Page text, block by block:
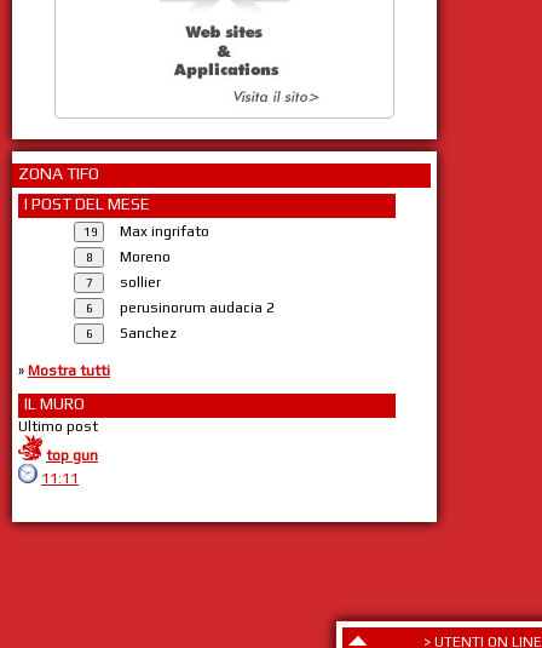
> UTENTI ON LINE
ZONA TIFO
I POST DEL MESE
Max ingrifato
Moreno
sollier
perusinorum audacia 2
Sanchez
» Mostra tutti
IL MURO
Ultimo post
top gun
11:11